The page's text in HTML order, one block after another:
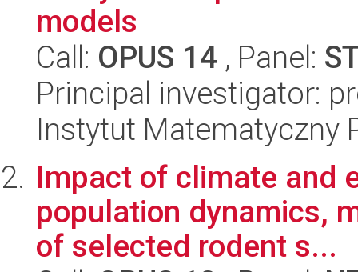
models
Call: OPUS 14 , Panel:
Principal investigator:
Instytut Matematyczny
Impact of climate and
population dynamics,
of selected rodent s...